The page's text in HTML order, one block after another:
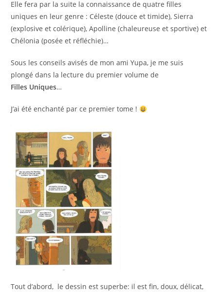
Elle fera par la suite la connaissance de quatre filles
uniques en leur genre : Céleste (douce et timide), Sierra
(explosive et colérique), Apolline (chaleureuse et sportive) et
Chélonia (posée et réfléchie)…
Sous les conseils avisés de mon ami Yupa, je me suis
plongé dans la lecture du premier volume de
Filles Uniques…
J’ai été enchanté par ce premier tome !
Tout d’abord, le dessin est superbe: il est fin, doux, délicat,